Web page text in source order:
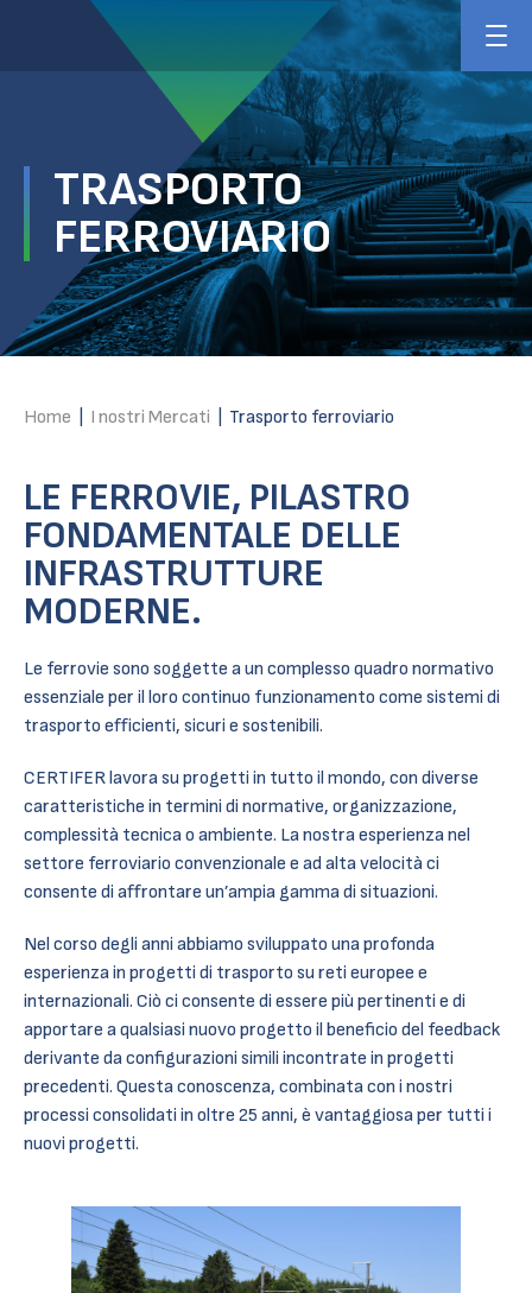
TRASPORTO
FERROVIARIO
Home I nostri Mercati Trasporto ferroviario
LE FERROVIE, PILASTRO
FONDAMENTALE DELLE
INFRASTRUTTURE
MODERNE.
Le ferrovie sono soggette a un complesso quadro normativo
essenziale per il loro continuo funzionamento come sistemi di
trasporto efficienti, sicuri e sostenibili.
CERTIFER lavora su progetti in tutto il mondo, con diverse
caratteristiche in termini di normative, organizzazione,
complessità tecnica o ambiente. La nostra esperienza nel
settore ferroviario convenzionale e ad alta velocità ci
consente di affrontare un’ampia gamma di situazioni.
Nel corso degli anni abbiamo sviluppato una profonda
esperienza in progetti di trasporto su reti europee e
internazionali. Ciò ci consente di essere più pertinenti e di
apportare a qualsiasi nuovo progetto il beneficio del feedback
derivante da configurazioni simili incontrate in progetti
precedenti. Questa conoscenza, combinata con i nostri
processi consolidati in oltre 25 anni, è vantaggiosa per tutti i
nuovi progetti.